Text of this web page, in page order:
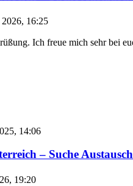
16:25
Ich freue mich sehr bei
14:06
– Suche
19:20